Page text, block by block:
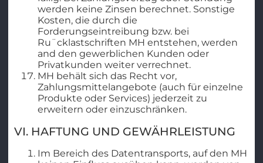
werden keine Zinsen berechnet. Sonstige
Kosten, die durch die
Forderungseintreibung bzw. bei
Ru¨cklastschriften MH entstehen, werden
and den gewerblichen Kunden oder
Privatkunden weiter verrechnet.
MH behält sich das Recht vor,
Zahlungsmittelangebote (auch für einzelne
Produkte oder Services) jederzeit zu
erweitern oder einzuschränken.
VI. HAFTUNG UND GEWÄHRLEISTUNG
Im Bereich des Datentransports, auf den MH